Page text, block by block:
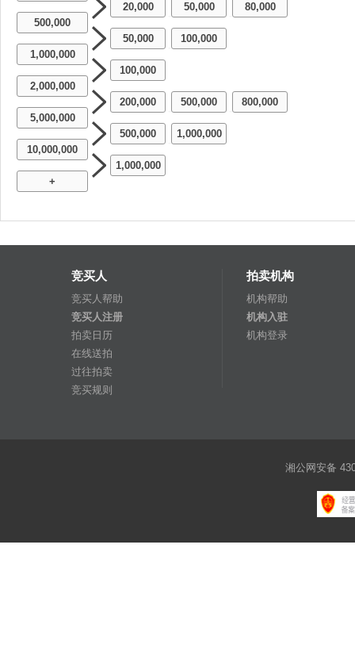
20,000
50,000
80,000
500,000
50,000
100,000
1,000,000
100,000
2,000,000
200,000
500,000
800,000
5,000,000
500,000
1,000,000
10,000,000
1,000,000
+
竞买人
竞买人帮助
竞买人注册
拍卖日历
在线送拍
过往拍卖
竞买规则
拍卖机构
机构帮助
机构入驻
机构登录
湘公网安备